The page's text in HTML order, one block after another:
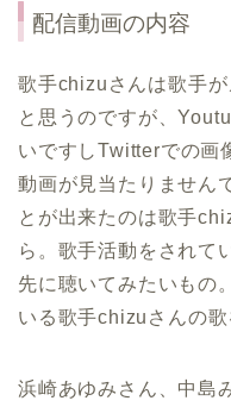
配信動画の内容
歌手chizuさんは歌手
と思うのですが、
いですしTwitterでの画
動画が見当たりません
とが出来たのは歌手
ら。歌手活動をされて
先に聴いてみたいもの
いる歌手chizuさんの歌
浜崎あゆみさん、中島